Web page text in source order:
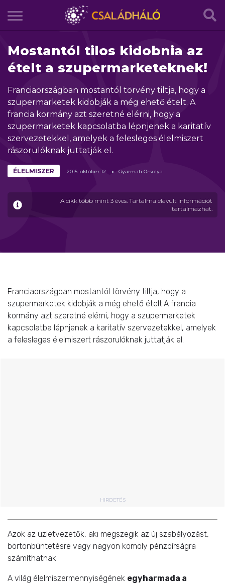
Mostantól tilos kidobnia az
ételt a szupermarketeknek!
Franciaországban mostantól törvény tiltja, hogy a
szupermarketek kidobják a még ehető ételt. A
francia kormány azt szeretné elérni, hogy a
szupermarketek kapcsolatba lépnjenek a karitatív
szervezetekkel, amelyek a felesleges élelmiszert
rászorulóknak juttatják el.
A cikk több mint 3 éves. Tartalma elavult információt
tartalmazhat.
ÉLELMISZER 2015. október 12. Gyarmati Orsolya
Franciaországban mostantól törvény tiltja, hogy a
szupermarketek kidobják a még ehető ételt.A francia
kormány azt szeretné elérni, hogy a szupermarketek
kapcsolatba lépnjenek a karitatív szervezetekkel, amelyek
a felesleges élelmiszert rászorulóknak juttatják el.
HIRDETÉS
Azok az üzletvezetők, aki megszegik az új szabályozást,
börtönbüntetésre vagy nagyon komoly pénzbírságra
számíthatnak.
A világ élelmiszermennyiségének egyharmada a